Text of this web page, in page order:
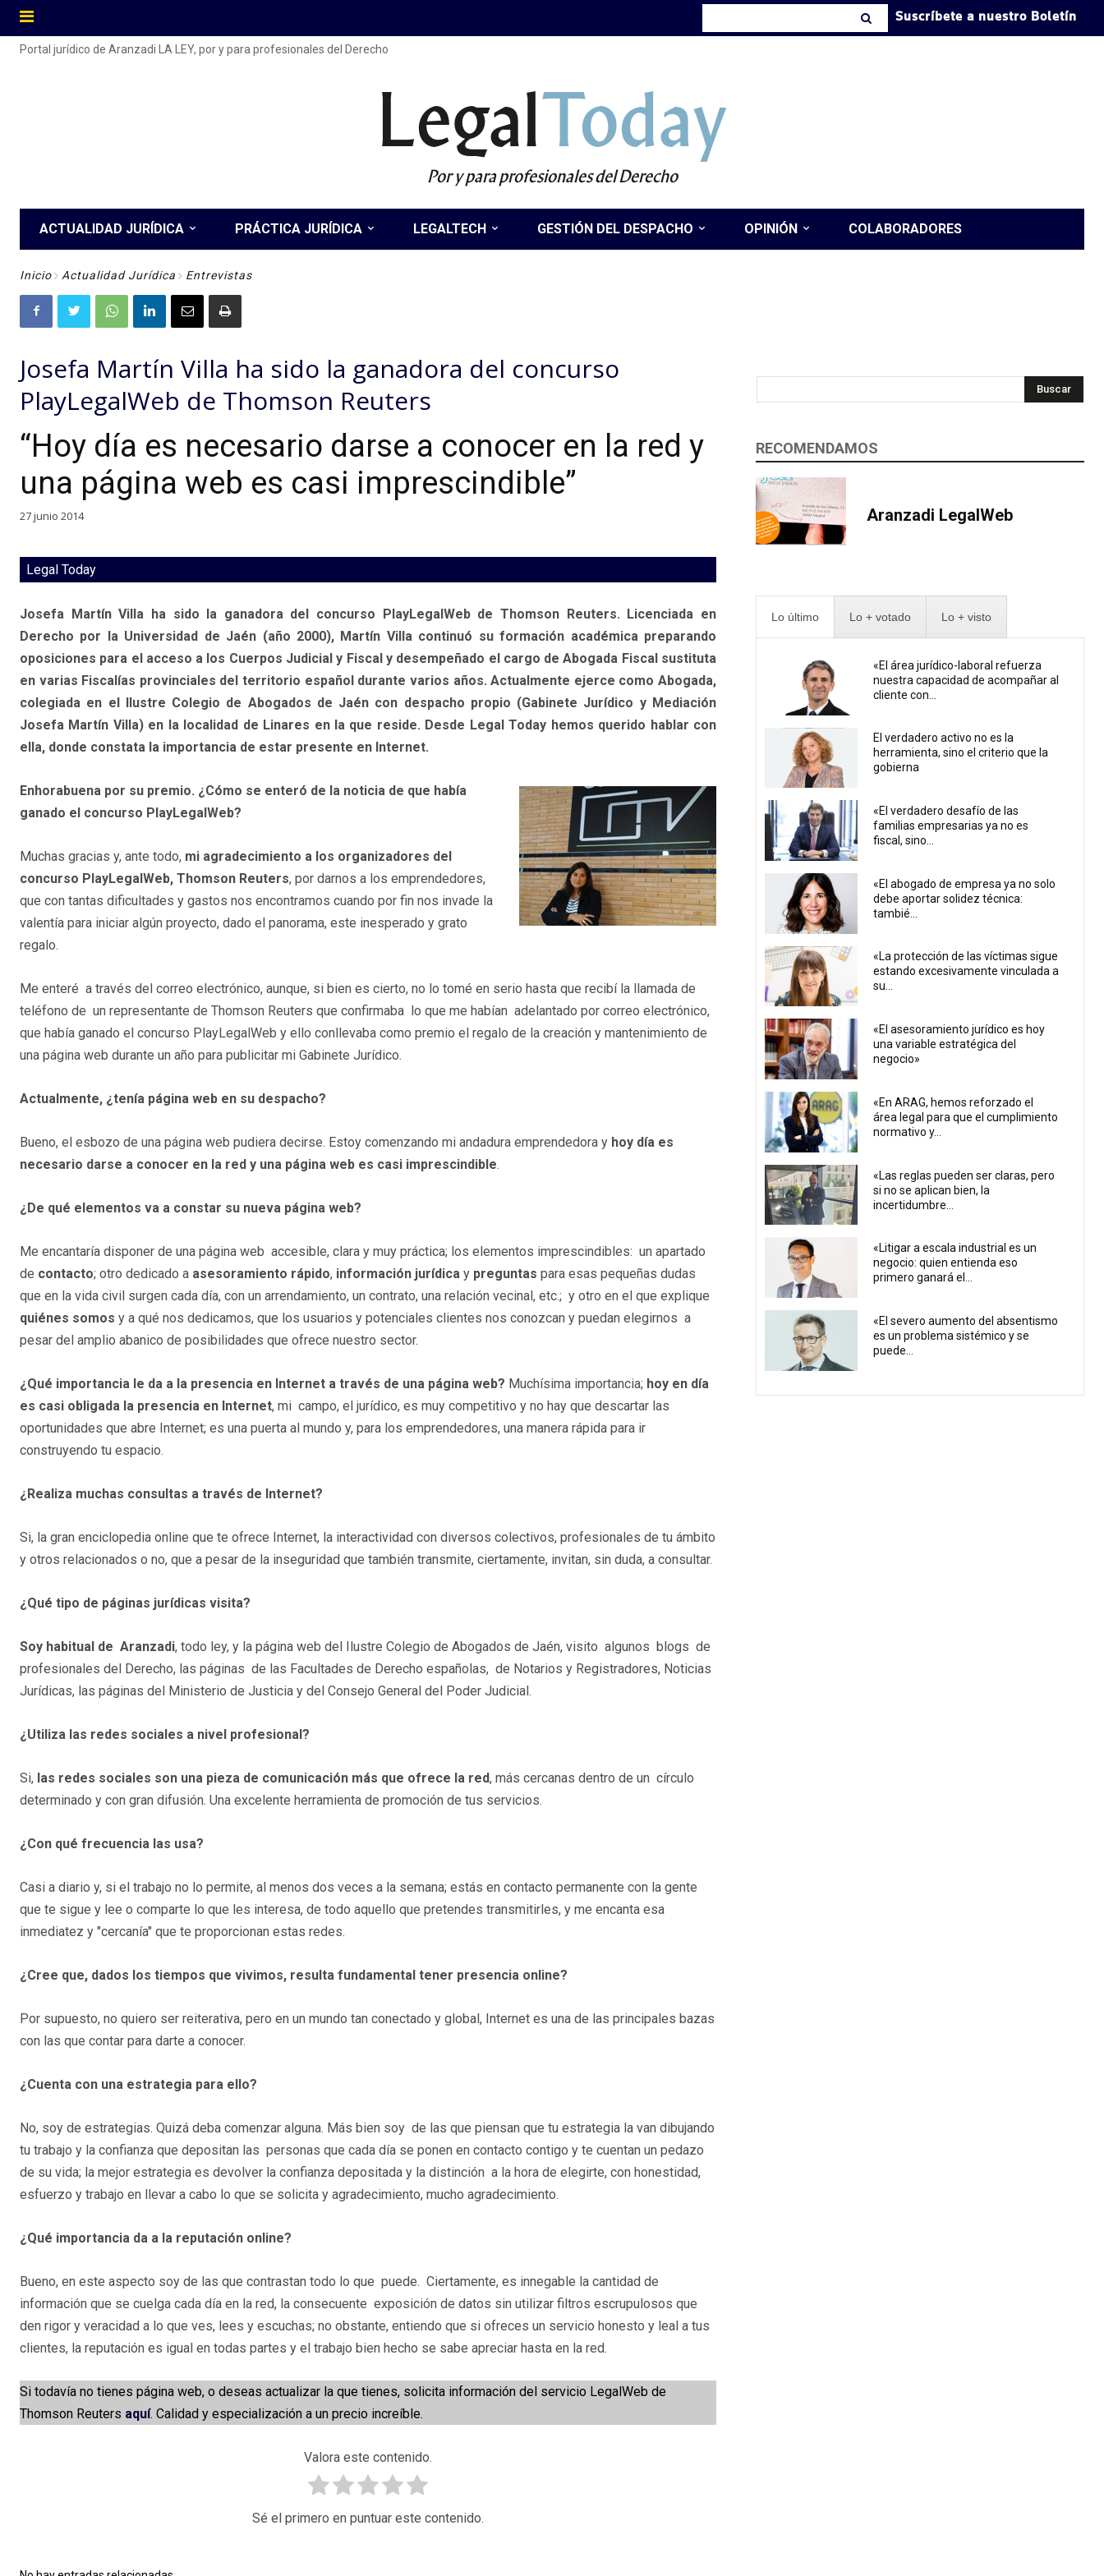
Suscríbete a nuestro Boletín
Portal jurídico de Aranzadi LA LEY, por y para profesionales del Derecho
LegalToday
Por y para profesionales del Derecho
ACTUALIDAD JURÍDICA PRÁCTICA JURÍDICA LEGALTECH GESTIÓN DEL DESPACHO OPINIÓN COLABORADORES
Inicio Actualidad Jurídica Entrevistas
Josefa Martín Villa ha sido la ganadora del concurso
PlayLegalWeb de Thomson Reuters
“Hoy día es necesario darse a conocer en la red y
una página web es casi imprescindible”
27 junio 2014
Legal Today
Josefa Martín Villa ha sido la ganadora del concurso PlayLegalWeb de Thomson Reuters. Licenciada en
Derecho por la Universidad de Jaén (año 2000), Martín Villa continuó su formación académica preparando
oposiciones para el acceso a los Cuerpos Judicial y Fiscal y desempeñado el cargo de Abogada Fiscal sustituta
en varias Fiscalías provinciales del territorio español durante varios años. Actualmente ejerce como Abogada,
colegiada en el Ilustre Colegio de Abogados de Jaén con despacho propio (Gabinete Jurídico y Mediación
Josefa Martín Villa) en la localidad de Linares en la que reside. Desde Legal Today hemos querido hablar con
ella, donde constata la importancia de estar presente en Internet.
Enhorabuena por su premio. ¿Cómo se enteró de la noticia de que había
ganado el concurso PlayLegalWeb?
Muchas gracias y, ante todo, mi agradecimiento a los organizadores del
concurso PlayLegalWeb, Thomson Reuters, por darnos a los emprendedores,
que con tantas dificultades y gastos nos encontramos cuando por fin nos invade la
valentía para iniciar algún proyecto, dado el panorama, este inesperado y grato
regalo.
Me enteré a través del correo electrónico, aunque, si bien es cierto, no lo tomé en serio hasta que recibí la llamada de
teléfono de un representante de Thomson Reuters que confirmaba lo que me habían adelantado por correo electrónico,
que había ganado el concurso PlayLegalWeb y ello conllevaba como premio el regalo de la creación y mantenimiento de
una página web durante un año para publicitar mi Gabinete Jurídico.
Actualmente, ¿tenía página web en su despacho?
Bueno, el esbozo de una página web pudiera decirse. Estoy comenzando mi andadura emprendedora y hoy día es
necesario darse a conocer en la red y una página web es casi imprescindible.
¿De qué elementos va a constar su nueva página web?
Me encantaría disponer de una página web accesible, clara y muy práctica; los elementos imprescindibles: un apartado
de contacto; otro dedicado a asesoramiento rápido, información jurídica y preguntas para esas pequeñas dudas
que en la vida civil surgen cada día, con un arrendamiento, un contrato, una relación vecinal, etc.; y otro en el que explique
quiénes somos y a qué nos dedicamos, que los usuarios y potenciales clientes nos conozcan y puedan elegirnos a
pesar del amplio abanico de posibilidades que ofrece nuestro sector.
¿Qué importancia le da a la presencia en Internet a través de una página web? Muchísima importancia; hoy en día
es casi obligada la presencia en Internet, mi campo, el jurídico, es muy competitivo y no hay que descartar las
oportunidades que abre Internet; es una puerta al mundo y, para los emprendedores, una manera rápida para ir
construyendo tu espacio.
¿Realiza muchas consultas a través de Internet?
Si, la gran enciclopedia online que te ofrece Internet, la interactividad con diversos colectivos, profesionales de tu ámbito
y otros relacionados o no, que a pesar de la inseguridad que también transmite, ciertamente, invitan, sin duda, a consultar.
¿Qué tipo de páginas jurídicas visita?
Soy habitual de Aranzadi, todo ley, y la página web del Ilustre Colegio de Abogados de Jaén, visito algunos blogs de
profesionales del Derecho, las páginas de las Facultades de Derecho españolas, de Notarios y Registradores, Noticias
Jurídicas, las páginas del Ministerio de Justicia y del Consejo General del Poder Judicial.
¿Utiliza las redes sociales a nivel profesional?
Si, las redes sociales son una pieza de comunicación más que ofrece la red, más cercanas dentro de un círculo
determinado y con gran difusión. Una excelente herramienta de promoción de tus servicios.
¿Con qué frecuencia las usa?
Casi a diario y, si el trabajo no lo permite, al menos dos veces a la semana; estás en contacto permanente con la gente
que te sigue y lee o comparte lo que les interesa, de todo aquello que pretendes transmitirles, y me encanta esa
inmediatez y "cercanía" que te proporcionan estas redes.
¿Cree que, dados los tiempos que vivimos, resulta fundamental tener presencia online?
Por supuesto, no quiero ser reiterativa, pero en un mundo tan conectado y global, Internet es una de las principales bazas
con las que contar para darte a conocer.
¿Cuenta con una estrategia para ello?
No, soy de estrategias. Quizá deba comenzar alguna. Más bien soy de las que piensan que tu estrategia la van dibujando
tu trabajo y la confianza que depositan las personas que cada día se ponen en contacto contigo y te cuentan un pedazo
de su vida; la mejor estrategia es devolver la confianza depositada y la distinción a la hora de elegirte, con honestidad,
esfuerzo y trabajo en llevar a cabo lo que se solicita y agradecimiento, mucho agradecimiento.
¿Qué importancia da a la reputación online?
Bueno, en este aspecto soy de las que contrastan todo lo que puede. Ciertamente, es innegable la cantidad de
información que se cuelga cada día en la red, la consecuente exposición de datos sin utilizar filtros escrupulosos que
den rigor y veracidad a lo que ves, lees y escuchas; no obstante, entiendo que si ofreces un servicio honesto y leal a tus
clientes, la reputación es igual en todas partes y el trabajo bien hecho se sabe apreciar hasta en la red.
Si todavía no tienes página web, o deseas actualizar la que tienes, solicita información del servicio LegalWeb de
Thomson Reuters aquí. Calidad y especialización a un precio increíble.
Valora este contenido.
Sé el primero en puntuar este contenido.
Buscar
RECOMENDAMOS
Aranzadi LegalWeb
Lo último Lo + votado Lo + visto
«El área jurídico-laboral refuerza
nuestra capacidad de acompañar al
cliente con...
El verdadero activo no es la
herramienta, sino el criterio que la
gobierna
«El verdadero desafío de las
familias empresarias ya no es
fiscal, sino...
«El abogado de empresa ya no solo
debe aportar solidez técnica:
tambié...
«La protección de las víctimas sigue
estando excesivamente vinculada a
su...
«El asesoramiento jurídico es hoy
una variable estratégica del
negocio»
«En ARAG, hemos reforzado el
área legal para que el cumplimiento
normativo y...
«Las reglas pueden ser claras, pero
si no se aplican bien, la
incertidumbre...
«Litigar a escala industrial es un
negocio: quien entienda eso
primero ganará el...
«El severo aumento del absentismo
es un problema sistémico y se
puede...